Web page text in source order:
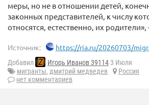
меры, но не в отношении детей,
законных представителей, к числу
относятся, естественно, их
Источник: https://ria.ru/20260703/
Добавил Игорь Иванов 39114 3 Июля
мигранты, дмитрий медведев
Россия
нет комментариев